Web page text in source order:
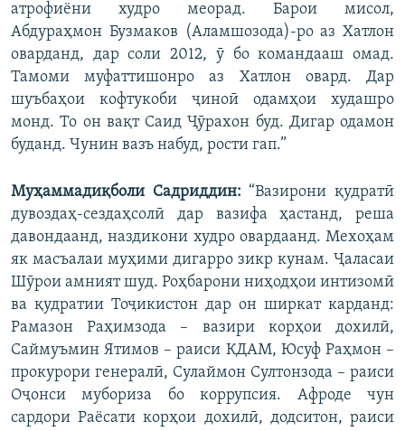
атрофиёни худро меорад. Барои мисол,
Абдураҳмон Бузмаков (Аламшозода)-ро аз Хатлон
оварданд, дар соли 2012, ӯ бо командааш омад.
Тамоми муфаттишонро аз Хатлон овард. Дар
шуъбаҳои кофтукоби ҷиноӣ одамҳои худашро
монд. То он вақт Саид Ҷӯрахон буд. Дигар одамон
буданд. Чунин вазъ набуд, рости гап.”
Муҳаммадиқболи Садриддин: “Вазирони қудратӣ
дувоздаҳ-сездаҳсолӣ дар вазифа ҳастанд, реша
давондаанд, наздикони худро овардаанд. Мехоҳам
як масъалаи муҳими дигарро зикр кунам. Ҷаласаи
Шӯрои амният шуд. Роҳбарони ниҳодҳои интизомӣ
ва қудратии Тоҷикистон дар он ширкат карданд:
Рамазон Раҳимзода – вазири корҳои дохилӣ,
Саймуъмин Ятимов – раиси КДАМ, Юсуф Раҳмон –
прокурори генералӣ, Сулаймон Султонзода – раиси
Оҷонси мубориза бо коррупсия. Афроде чун
сардори Раёсати корҳои дохилӣ, додситон, раиси